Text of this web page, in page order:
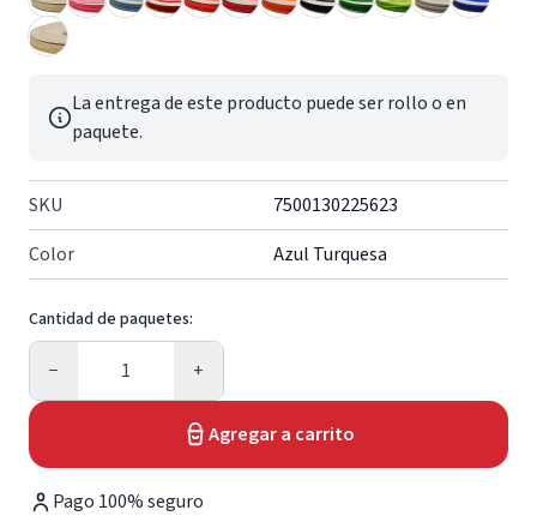
La entrega de este producto puede ser rollo o en
paquete.
SKU
7500130225623
Color
Azul Turquesa
Cantidad de paquetes:
−
Cantidad
+
Agregar a carrito
Pago 100% seguro